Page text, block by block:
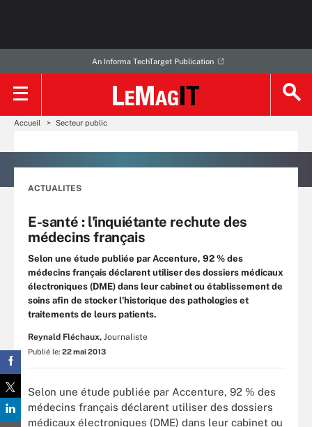
An Informa TechTarget Publication
Accueil Secteur public
ACTUALITES
E-santé : l'inquiétante rechute des
médecins français
Selon une étude publiée par Accenture, 92 % des
médecins français déclarent utiliser des dossiers médicaux
électroniques (DME) dans leur cabinet ou établissement de
soins afin de stocker l'historique des pathologies et
traitements de leurs patients.
Reynald Fléchaux, Journaliste
Publié le: 22 mai 2013
Selon une étude publiée par Accenture, 92 % des
médecins français déclarent utiliser des dossiers
médicaux électroniques (DME) dans leur cabinet ou